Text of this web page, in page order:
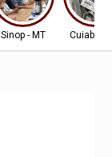
Sinop - MT Cuiabá -